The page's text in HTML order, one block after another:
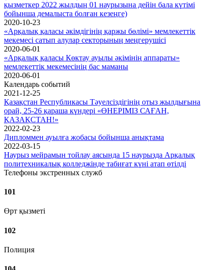
қызметкер 2022 жылдың 01 наурызына дейін бала күтімі
бойынша демалыста болған кезеңге)
2020-10-23
«Арқалық қаласы әкімдігінің қаржы бөлімі» мемлекеттік
мекемесі сатып алулар секторының меңгерушісі
2020-06-01
«Арқалық қаласы Көктау ауылы әкімінің аппараты»
мемлекеттік мекемесінің бас маманы
2020-06-01
Календарь событий
2021-12-25
Қазақстан Республикасы Тәуелсіздігінің отыз жылдығына
орай, 25-26 қараша күндері «ӨНЕРІМІЗ САҒАН,
ҚАЗАҚСТАН!»
2022-02-23
Дипломмен ауылға жобасы бойынша анықтама
2022-03-15
Наурыз мейрамын тойлау аясында 15 наурызда Арқалық
политехникалық колледжінде табиғат күні атап өтілді
Телефоны экстренных служб
101
Өрт қызметі
102
Полиция